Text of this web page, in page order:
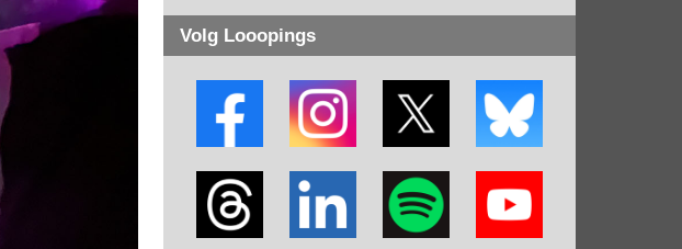
Volg Looopings